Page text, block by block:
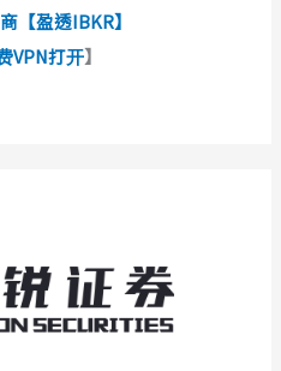
【盈透IBKR】
VPN打开】